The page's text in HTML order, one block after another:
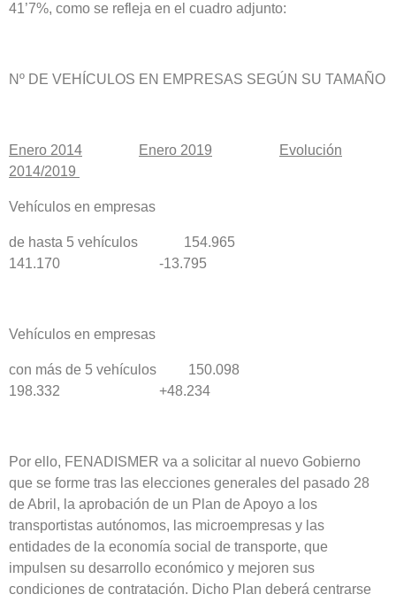
41’7%, como se refleja en el cuadro adjunto:
Nº DE VEHÍCULOS EN EMPRESAS SEGÚN SU TAMAÑO
Enero 2014 Enero 2019
Evolución
2014/2019
Vehículos en empresas
de hasta 5 vehículos 154.965
141.170 -13.795
Vehículos en empresas
con más de 5 vehículos 150.098
198.332 +48.234
Por ello, FENADISMER va a solicitar al nuevo Gobierno
que se forme tras las elecciones generales del pasado 28
de Abril, la aprobación de un Plan de Apoyo a los
transportistas autónomos, las microempresas y las
entidades de la economía social de transporte, que
impulsen su desarrollo económico y mejoren sus
condiciones de contratación. Dicho Plan deberá centrarse